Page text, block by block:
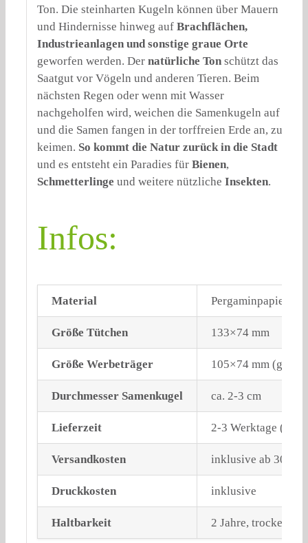
Ton. Die steinharten Kugeln können über Mauern
und Hindernisse hinweg auf Brachflächen,
Industrieanlagen und sonstige graue Orte
geworfen werden. Der natürliche Tonschützt das
Saatgut vor Vögeln und anderen Tieren. Beim
nächsten Regen oder wenn mit Wasser
nachgeholfen wird, weichen die Samenkugeln auf
und die Samen fangen in der torffreien Erde an, zu
keimen. So kommt die Natur zurück in die Stadt
und es entsteht ein Paradies für Bienen,
Schmetterlinge und weitere nützliche Insekten.
Infos:
Material Pergaminpapier,
Größe Tütchen 133×74 mm
Größe Werbeträger 105×74 mm
Durchmesser Samenkugel ca. 2-3 cm
Lieferzeit 2-3 Werktage
Versandkosten inklusive ab 300
Druckkosten inklusive
Haltbarkeit 2 Jahre, trocken